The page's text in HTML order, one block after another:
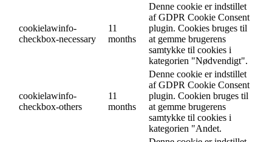
cookielawinfo-
checkbox-necessary
11
months
Denne cookie er indstillet
af GDPR Cookie Consent
plugin. Cookies bruges til
at gemme brugerens
samtykke til cookies i
kategorien "Nødvendigt".
cookielawinfo-
checkbox-others
11
months
Denne cookie er indstillet
af GDPR Cookie Consent
plugin. Cookien bruges til
at gemme brugerens
samtykke til cookies i
kategorien "Andet.